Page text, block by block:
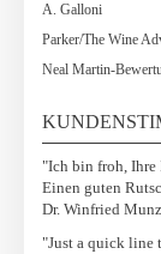
A. Galloni
Parker/The Wine
Neal Martin-
"Ich bin froh, Ihre
Einen guten
Dr. Winfried Munz
"Just a quick line